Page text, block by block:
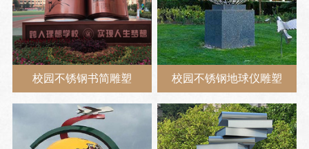
校园不锈钢书简雕塑 校园不锈钢地球仪雕塑